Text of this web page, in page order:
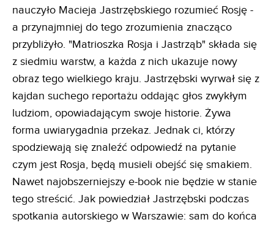
nauczyło Macieja Jastrzębskiego rozumieć Rosję -
a przynajmniej do tego zrozumienia znacząco
przybliżyło. "Matrioszka Rosja i Jastrząb" składa się
z siedmiu warstw, a każda z nich ukazuje nowy
obraz tego wielkiego kraju. Jastrzębski wyrwał się z
kajdan suchego reportażu oddając głos zwykłym
ludziom, opowiadającym swoje historie. Żywa
forma uwiarygadnia przekaz. Jednak ci, którzy
spodziewają się znaleźć odpowiedź na pytanie
czym jest Rosja, będą musieli obejść się smakiem.
Nawet najobszerniejszy e-book nie będzie w stanie
tego streścić. Jak powiedział Jastrzębski podczas
spotkania autorskiego w Warszawie: sam do końca